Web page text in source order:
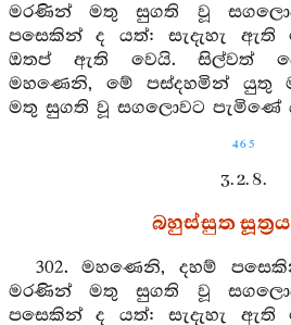
මරණින් මතු සුගති වූ
පසෙකින් ද යත්: සැදැහැ
ඔතප් ඇති වෙයි. සිල්වත්
මහණෙනි, මේ පස්දහමින් යුතු
මතු සුගති වූ සගලොවට පැමිණේ
465
3. 2. 8.
බහුස්සුත සූත්‍රය
302. මහණෙනි, දහම්
මරණින් මතු සුගති වූ
පසෙකින් ද යත්: සැදැහැ